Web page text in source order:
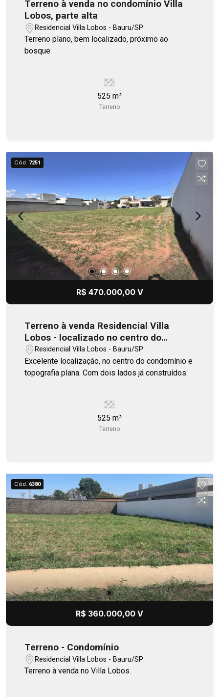
Terreno à venda no condomínio Villa
Lobos, parte alta
Residencial Villa Lobos - Bauru/SP
Terreno plano, bem localizado, próximo ao
bosque.
525 m²
Terreno
Cód. 7251
R$ 470.000,00 V
Terreno à venda Residencial Villa
Lobos - localizado no centro do
condomínio
Residencial Villa Lobos - Bauru/SP
Excelente localização, no centro do condomínio e
topografia plana. Com dois lados já construídos.
525 m²
Terreno
Cód. 6380
R$ 360.000,00 V
Terreno - Condomínio
Residencial Villa Lobos - Bauru/SP
Terreno à venda no Villa Lobos.